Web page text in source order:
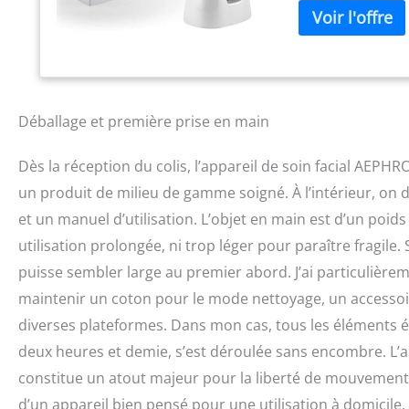
des avantages
finalement le
circulation de la
vous permet de
1. Nettoyage : le
graisse
peau revitalisée
aide à améliorer
gonflements,
fond de la peau
peau avec une
fréquence radio
l'élastine pour
et ridules au fil
visage
du visage,
Déballage et première prise en main
Dès la réception du colis, l’appareil de soin facial
un produit de milieu de gamme soigné. À l’intérieur, on
et un manuel d’utilisation. L’objet en main est d’un
utilisation prolongée, ni trop léger pour paraître
puisse sembler large au premier abord. J’ai
maintenir un coton pour le mode nettoyage, un
diverses plateformes. Dans mon cas, tous les
deux heures et demie, s’est déroulée sans encombre.
constitue un atout majeur pour la liberté de
d’un appareil bien pensé pour une utilisation à